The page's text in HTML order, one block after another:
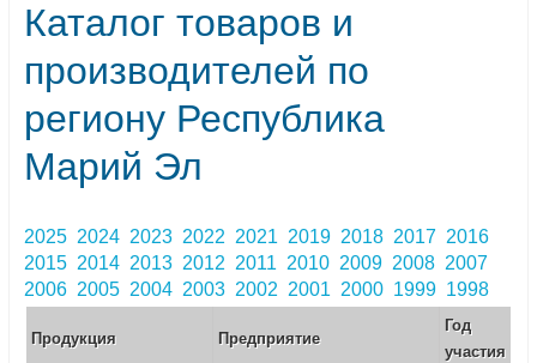
Каталог товаров и
производителей по
региону Республика
Марий Эл
2025 2024 2023 2022 2021 2019 2018 2017 2016
2015 2014 2013 2012 2011 2010 2009 2008 2007
2006 2005 2004 2003 2002 2001 2000 1999 1998
Продукция Предприятие
Год
участия